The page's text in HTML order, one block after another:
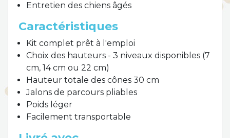
Entretien des chiens âgés
Caractéristiques
Kit complet prêt à l'emploi
Choix des hauteurs - 3 niveaux disponibles (7
cm, 14 cm ou 22 cm)
Hauteur totale des cônes 30 cm
Jalons de parcours pliables
Poids léger
Facilement transportable